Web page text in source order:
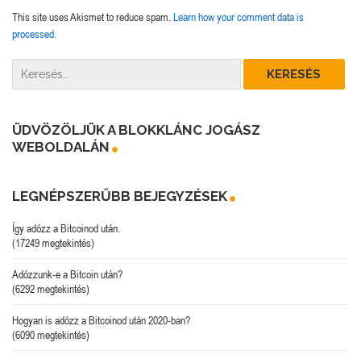
This site uses Akismet to reduce spam. Learn how your comment data is
processed.
ÜDVÖZÖLJÜK A BLOKKLÁNC JOGÁSZ
WEBOLDALÁN
LEGNÉPSZERŰBB BEJEGYZÉSEK
Így adózz a Bitcoinod után.
(17249 megtekintés)
Adózzunk-e a Bitcoin után?
(6292 megtekintés)
Hogyan is adózz a Bitcoinod után 2020-ban?
(6090 megtekintés)